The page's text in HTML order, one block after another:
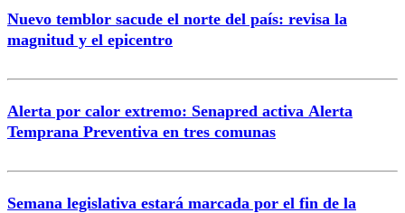
Nuevo temblor sacude el norte del país: revisa la
magnitud y el epicentro
Alerta por calor extremo: Senapred activa Alerta
Temprana Preventiva en tres comunas
Semana legislativa estará marcada por el fin de la